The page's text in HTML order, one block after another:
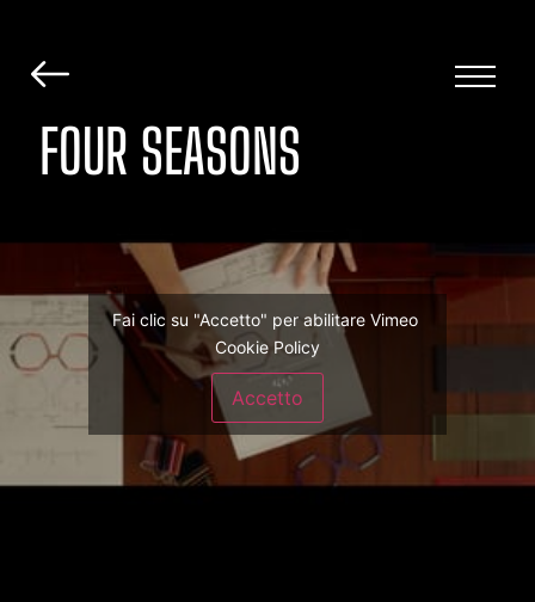
FOUR SEASONS
Fai clic su "Accetto" per abilitare Vimeo
Cookie Policy
Accetto